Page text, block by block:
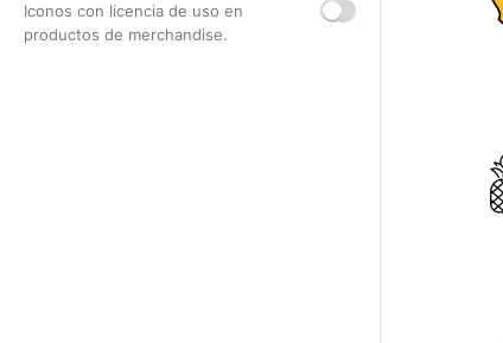
Iconos con licencia de uso en
productos de merchandise.